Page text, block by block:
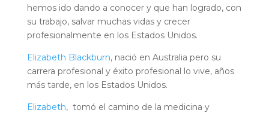
hemos ido dando a conocer y que han logrado, con
su trabajo, salvar muchas vidas y crecer
profesionalmente en los Estados Unidos.
Elizabeth Blackburn, nació en Australia pero su
carrera profesional y éxito profesional lo vive, años
más tarde, en los Estados Unidos.
Elizabeth, tomó el camino de la medicina y